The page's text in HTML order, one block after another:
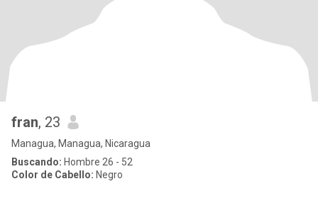
fran, 23
Managua, Managua, Nicaragua
Buscando: Hombre 26 - 52
Color de Cabello: Negro